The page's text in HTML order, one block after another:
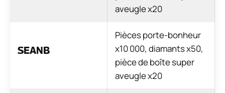
aveugle x20
SEANB
Pièces porte-bonheur
x10 000, diamants x50,
pièce de boîte super
aveugle x20